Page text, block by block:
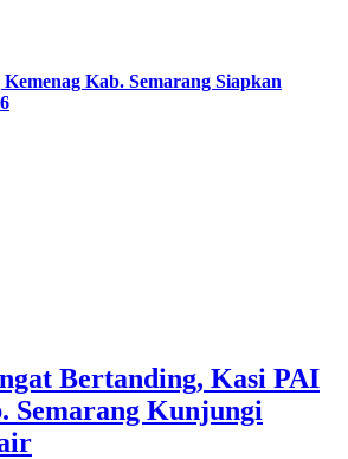
Kab. Semarang Siapkan
Bertanding, Kasi PAI
Semarang Kunjungi